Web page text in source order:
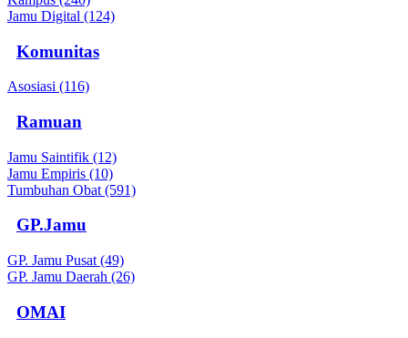
Jamu Digital (124)
Komunitas
Asosiasi (116)
Ramuan
Jamu Saintifik (12)
Jamu Empiris (10)
Tumbuhan Obat (591)
GP.Jamu
GP. Jamu Pusat (49)
GP. Jamu Daerah (26)
OMAI